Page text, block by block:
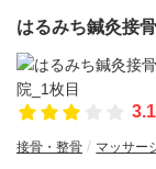
はるみち鍼灸接
接骨・整骨 マッサー